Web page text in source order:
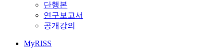
단행본
연구보고서
공개강의
MyRISS